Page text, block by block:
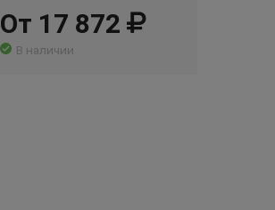
От 17 872
В наличии